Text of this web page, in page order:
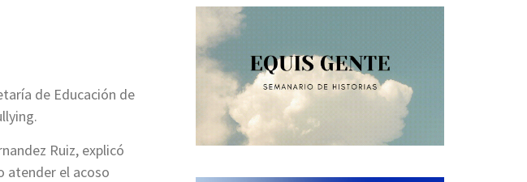
de Educación de
Ruiz, explicó
atender el acoso